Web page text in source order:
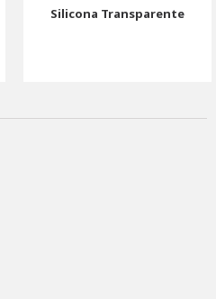
Silicona Transparente